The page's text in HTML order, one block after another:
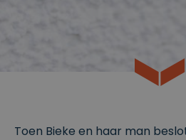
Toen Bieke en haar man